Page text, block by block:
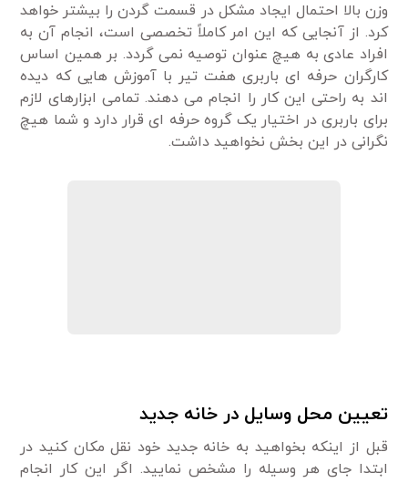
وزن بالا احتمال ایجاد مشکل در قسمت گردن را بیشتر خواهد
کرد. از آنجایی که این امر کاملاً تخصصی است، انجام آن به
افراد عادی به هیچ عنوان توصیه نمی گردد. بر همین اساس
کارگران حرفه ای باربری هفت تیر با آموزش هایی که دیده
اند به راحتی این کار را انجام می دهند. تمامی ابزارهای لازم
برای باربری در اختیار یک گروه حرفه ای قرار دارد و شما هیچ
نگرانی در این بخش نخواهید داشت.
تعیین محل وسایل در خانه جدید
قبل از اینکه بخواهید به خانه جدید خود نقل مکان کنید در
ابتدا جای هر وسیله را مشخص نمایید. اگر این کار انجام